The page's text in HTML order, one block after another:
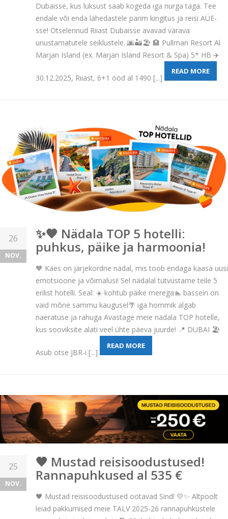
Dubaisse, kus luksust saab kogeda iga nurga taga. Tee
endale või enda lähedastele parim kingitus ja reisi AÜE-
sse! Otselennud Riiast Dubaisse avavad värava
unustamatutele seiklustele. 🌆🏜️🏖️ 🏨 Pullman Resort Al
Marjan Island (ex. Marjan Island Resort & Spa) 5* HB ✈️
30.12.2025, Riiast, 6+1 ööd al 1490 [...]
READ MORE
26
NOV.
✨🧡 Nädala TOP 5 hotelli:
puhkus, päike ja harmoonia!
🧡 Käes on järjekordne nädal, mis toob endaga kaasa uusi
emotsioone ja võimalusi! Sel nädalal tutvustame teile 5
erilist hotelli. Seal: ☀️ kohtub päike merega🏊 bassein on
vaid mõne sammu kaugusel🌴 iga hommik algab
naeratuse ja rahuga Avastage meie nädala TOP hotelle,
kus sooviksite alati veel ühte päeva juurde! 📍 DUBAI 🏖️
Asub otse JBR-i [...]
READ MORE
25
NOV.
🖤️ Mustad reisisoodustused!
Rannapuhkused al 535 €
🖤️ Mustad reisisoodustused ootavad Sind! 💛✨ Altpoolt
leiad pakkumised meie TALV 2025-26 rannapuhkustele